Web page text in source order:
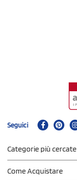
Seguici
Categorie più cercate
Come Acquistare